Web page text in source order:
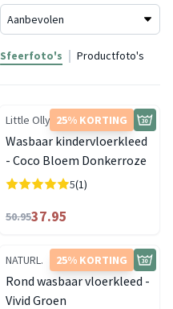
Sfeerfoto's Productfoto's
25% KORTING
Little Olly
Wasbaar kindervloerkleed
- Coco Bloem Donkerroze
5(1)
50.9537.95
25% KORTING
NATURL.
Rond wasbaar vloerkleed -
Vivid Groen